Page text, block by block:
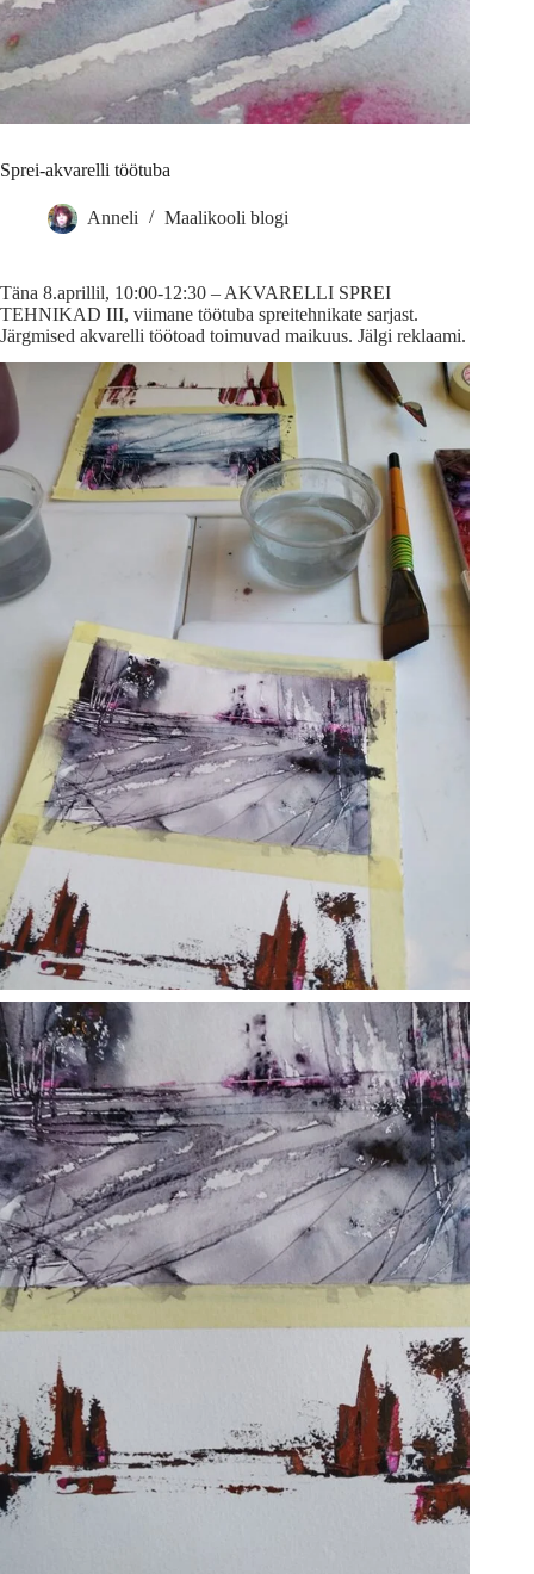
Sprei-akvarelli töötuba
Anneli Maalikooli blogi
Täna 8.aprillil, 10:00-12:30 – AKVARELLI SPREI
TEHNIKAD III, viimane töötuba spreitehnikate sarjast.
Järgmised akvarelli töötoad toimuvad maikuus. Jälgi reklaami.